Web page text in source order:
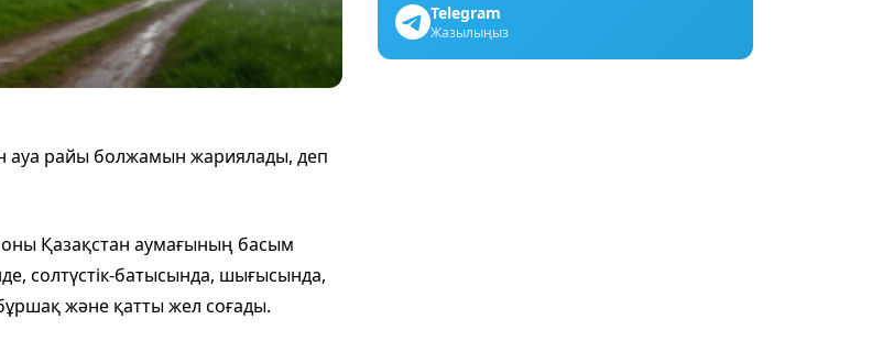
ауа райы болжамын жариялады, деп
Қазақстан аумағының басым
солтүстік-батысында, шығысында,
және қатты жел соғады.
Telegram
Жазылыңыз